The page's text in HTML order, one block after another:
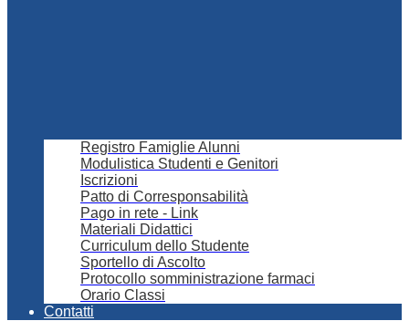
Registro Famiglie Alunni
Modulistica Studenti e Genitori
Iscrizioni
Patto di Corresponsabilità
Pago in rete - Link
Materiali Didattici
Curriculum dello Studente
Sportello di Ascolto
Protocollo somministrazione farmaci
Orario Classi
Contatti